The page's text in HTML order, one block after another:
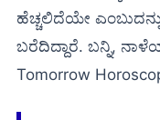
ಹೆಚ್ಚಲಿದೆಯೇ
ಬರೆದಿದ್ದಾರೆ. ಬನ್ನಿ,
Tomorrow